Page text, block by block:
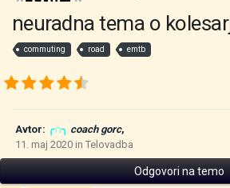
neuradna tema o
commuting road emtb
Avtor: ╭∩╮ coach gorc,
11. maj 2020 in Telovadba
Odgovori na temo